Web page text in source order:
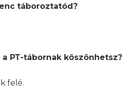
táboroztatód?
PT-tábornak köszönhetsz?
felé.